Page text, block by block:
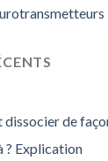
de
? Explication